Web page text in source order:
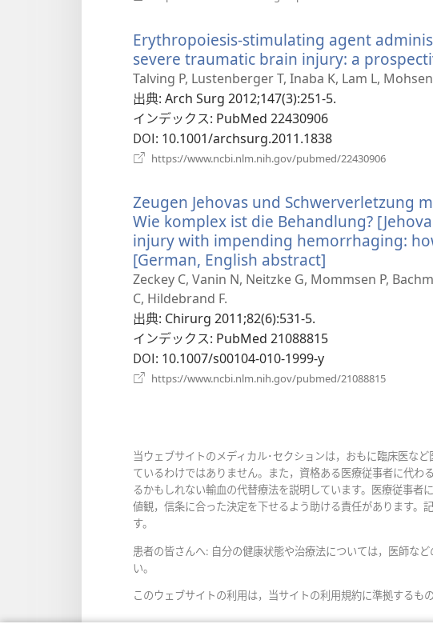
タ
ブ
で
開
Erythropoiesis-stimulating agent
severe traumatic brain injury: a
Talving P, Lustenberger T, Inaba K, Lam L,
出典‎: Arch Surg 2012;147(3):251-5.
インデックス‎: PubMed 22430906
DOI‎: 10.1001/archsurg.2011.1838
https://www.ncbi.nlm.nih.gov/pubmed/22430906
タ
ブ
で
開
Zeugen Jehovas und Schwerverletzung
Wie komplex ist die Behandlung?
injury with impending hemorrhaging:
[German, English abstract]
し
ブ
開
Zeckey C, Vanin N, Neitzke G, Mommsen P,
C, Hildebrand F.
出典‎: Chirurg 2011;82(6):531-5.
インデックス‎: PubMed 21088815
DOI‎: 10.1007/s00104-010-1999-y
https://www.ncbi.nlm.nih.gov/pubmed/21088815
で
開
く）
当ウェブサイトのメディカル･セクションは，おもに臨床医な
ているわけではありません。また，資格ある医療従事者に代
るかもしれない輸血の代替療法を説明しています。医療従事
値観，信条に合った決定を下せるよう助ける責任があります。
す。
患者の皆さんへ: 自分の健康状態や治療法については，医師な
い。
このウェブサイトの利用は，当サイトの利用規約に準拠するもの